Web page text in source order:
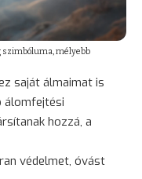
szimbóluma, mélyebb
saját álmaimat is
álomfejtési
hozzá, a
védelmet, óvást